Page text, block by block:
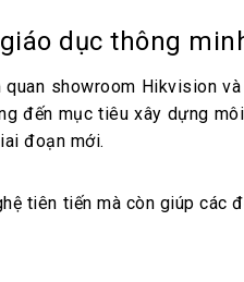
dục thông
showroom Hikvision
đến mục tiêu xây dựng
đoạn mới.
tiên tiến mà còn giúp